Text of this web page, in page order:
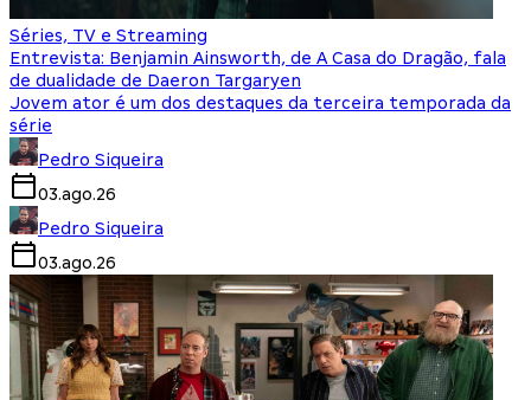
Séries, TV e Streaming
Entrevista: Benjamin Ainsworth, de A Casa do Dragão, fala
de dualidade de Daeron Targaryen
Jovem ator é um dos destaques da terceira temporada da
série
Pedro Siqueira
03.ago.26
Pedro Siqueira
03.ago.26